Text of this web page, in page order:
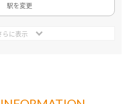
駅を変更
らに表示